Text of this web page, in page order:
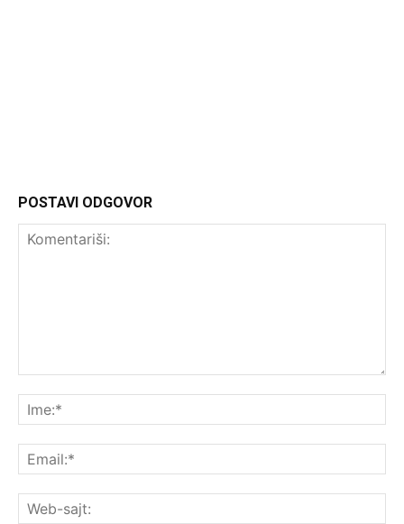
POSTAVI ODGOVOR